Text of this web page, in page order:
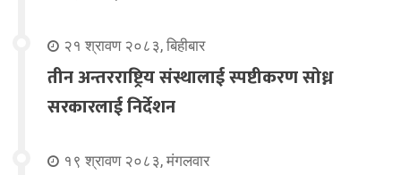
२१ श्रावण २०८३, बिहीबार
तीन अन्तरराष्ट्रिय संस्थालाई स्पष्टीकरण सोध्न
सरकारलाई निर्देशन
१९ श्रावण २०८३, मंगलवार